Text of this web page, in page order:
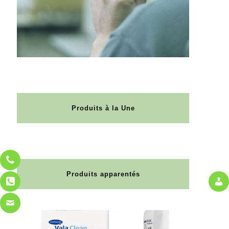
Produits à la Une
Produits apparentés